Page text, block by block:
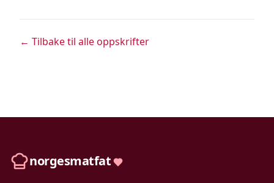
← Tilbake til alle oppskrifter
norgesmatfat